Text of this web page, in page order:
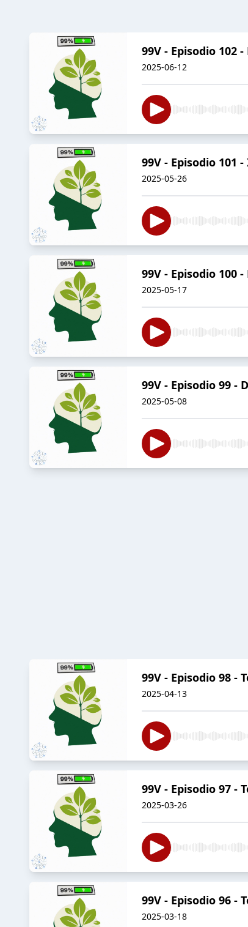
99V - Episodio 102
2025-06-12
99V - Episodio 101
2025-05-26
99V - Episodio 100
2025-05-17
99V - Episodio 99 -
2025-05-08
99V - Episodio 98 -
2025-04-13
99V - Episodio 97 -
2025-03-26
99V - Episodio 96
2025-03-18